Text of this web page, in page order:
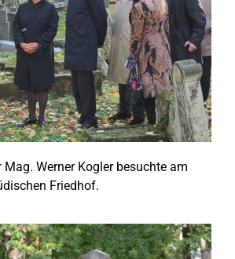
Werner Kogler besuchte am
Friedhof.